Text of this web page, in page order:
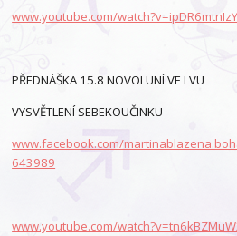
www.youtube.com/watch?v=ipDR6mtnIzY
PŘEDNÁŠKA 15.8 NOVOLUNÍ VE LVU
VYSVĚTLENÍ SEBEKOUČINKU
www.facebook.com/
643989
www.youtube.com/